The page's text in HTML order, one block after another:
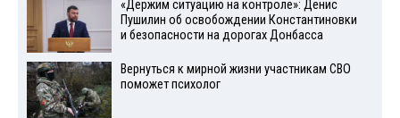
«Держим ситуацию на контроле»: Денис
Пушилин об освобождении Константиновки
и безопасности на дорогах Донбасса
Вернуться к мирной жизни участникам СВО
поможет психолог